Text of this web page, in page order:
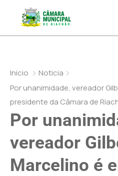
Inicio
Noticia
Por unanimidade, vereador
presidente da Câmara de
Por
vereador
Marcelino é